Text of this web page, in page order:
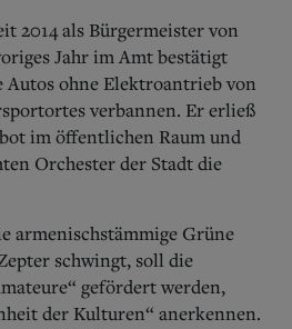
2014 als Bürgermeister von
Jahr im Amt bestätigt
Autos ohne Elektroantrieb von
verbannen. Er erließ
im öffentlichen Raum und
Orchester der Stadt die
armenischstämmige Grüne
schwingt, soll die
gefördert werden,
der Kulturen“ anerkennen.